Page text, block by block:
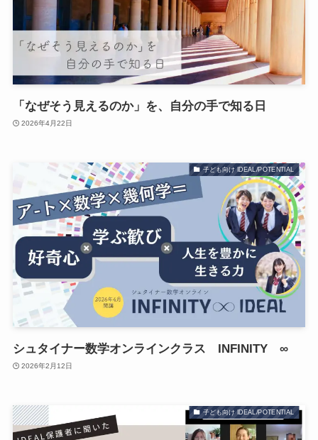
「なぜそう見えるのか」を、自分の手で知る日
2026年4月22日
子ども向け IDEAL/POTENTIAL
シュタイナー数学オンラインクラス INFINITY ∞
2026年2月12日
子ども向け IDEAL/POTENTIAL